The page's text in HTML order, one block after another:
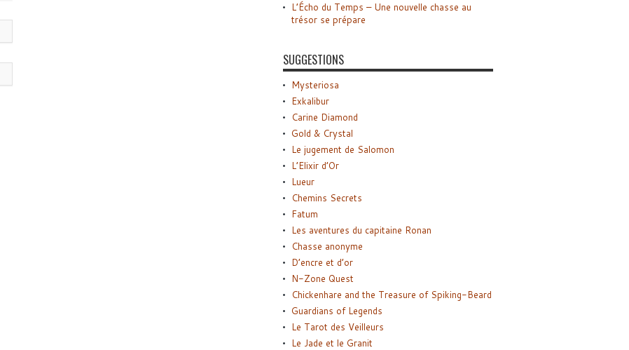
L’Écho du Temps – Une nouvelle chasse au
trésor se prépare
SUGGESTIONS
Mysteriosa
Exkalibur
Carine Diamond
Gold & Crystal
Le jugement de Salomon
L’Elixir d’Or
Lueur
Chemins Secrets
Fatum
Les aventures du capitaine Ronan
Chasse anonyme
D’encre et d’or
N-Zone Quest
Chickenhare and the Treasure of Spiking-Beard
Guardians of Legends
Le Tarot des Veilleurs
Le Jade et le Granit